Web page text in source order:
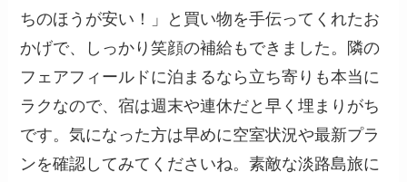
ちのほうが安い！」と買い物を手伝ってくれたお
かげで、しっかり笑顔の補給もできました。隣の
フェアフィールドに泊まるなら立ち寄りも本当に
ラクなので、宿は週末や連休だと早く埋まりがち
です。気になった方は早めに空室状況や最新プラ
ンを確認してみてくださいね。素敵な淡路島旅に